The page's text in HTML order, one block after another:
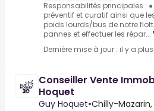
Responsabilités principales : ●
préventif et curatif ainsi que
poids lourds/bus de notre
pannes et effectuer les répar...
Dernière mise à jour : il y a
Conseiller Vente
Hoquet
Guy Hoquet•Chilly-Mazarin,